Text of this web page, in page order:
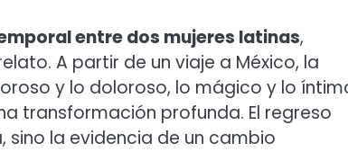
entre dos mujeres latinas,
A partir de un viaje a México, la
y lo doloroso, lo mágico y lo
transformación profunda. El regreso
la evidencia de un cambio